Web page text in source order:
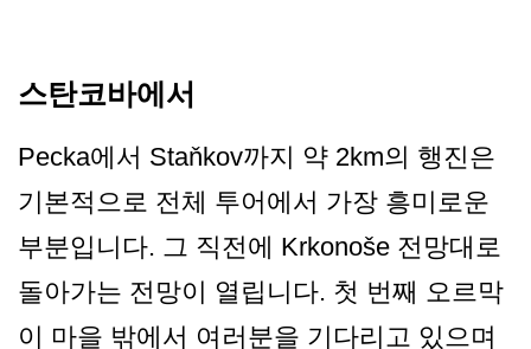
스탄코바에서
Pecka에서 Staňkov까지 약 2km의 행진은
기본적으로 전체 투어에서 가장 흥미로운
부분입니다. 그 직전에 Krkonoše 전망대로
돌아가는 전망이 열립니다. 첫 번째 오르막
이 마을 밖에서 여러분을 기다리고 있으며